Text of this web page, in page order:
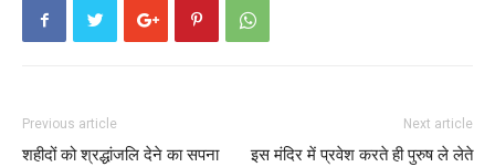
Previous article
शहीदों को श्रद्धांजलि देने का सपना
Next article
इस मंदिर में प्रवेश करते ही पुरुष ले लेते